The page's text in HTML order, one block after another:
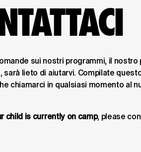
sui nostri programmi, il
sarà lieto di aiutarvi. Compilate
chiamarci in qualsiasi momento al
child is currently on camp, please